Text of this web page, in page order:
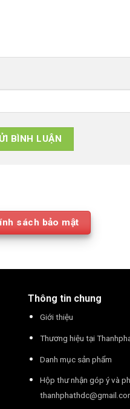
sách bảo mật
Thông tin chung
Giới thiệu
Thương hiệu tại
Danh mục sản phẩm
Hộp thư nhận góp ý và